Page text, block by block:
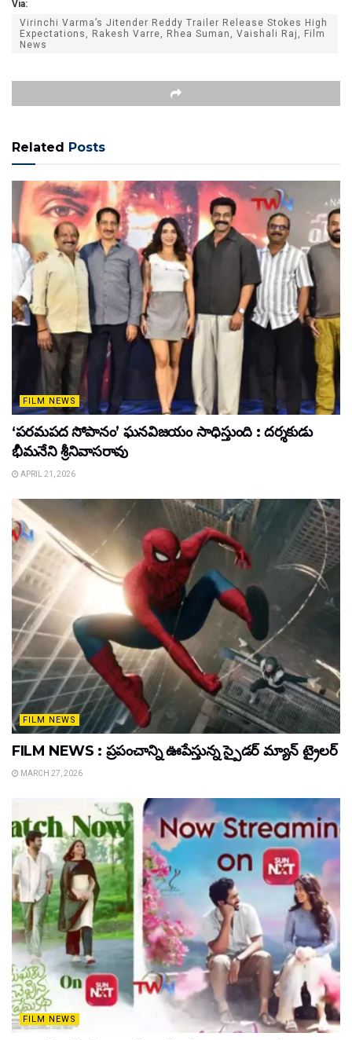
Via:
Virinchi Varma’s Jitender Reddy Trailer Release Stokes High
Expectations, Rakesh Varre, Rhea Suman, Vaishali Raj, Film
News
Related Posts
FILM NEWS
‘పరమపద సోపానం’ ఘనవిజయం సాధిస్తుంది : దర్శకుడు
భీమనేని శ్రీనివాసరావు
APRIL 21, 2026
FILM NEWS
FILM NEWS : ప్రపంచాన్ని ఊపేస్తున్న స్పైడర్ మ్యాన్ ట్రైలర్
MARCH 27, 2026
FILM NEWS